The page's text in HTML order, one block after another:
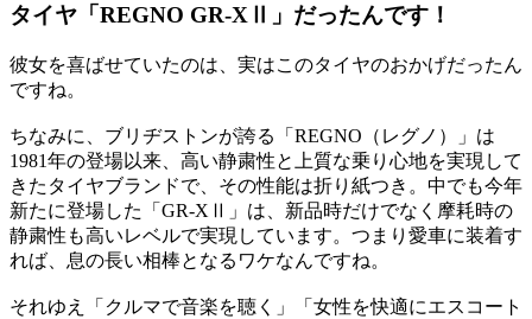
タイヤ「REGNO GR-XⅡ」だったんです！
彼女を喜ばせていたのは、実はこのタイヤのおかげだったん
ですね。
ちなみに、ブリヂストンが誇る「REGNO（レグノ）」は
1981年の登場以来、高い静粛性と上質な乗り心地を実現して
きたタイヤブランドで、その性能は折り紙つき。中でも今年
新たに登場した「GR-XⅡ」は、新品時だけでなく摩耗時の
静粛性も高いレベルで実現しています。つまり愛車に装着す
れば、息の長い相棒となるワケなんですね。
それゆえ「クルマで音楽を聴く」「女性を快適にエスコート